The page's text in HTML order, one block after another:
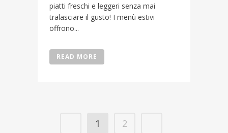
piatti freschi e leggeri senza mai
tralasciare il gusto! I menù estivi
offrono...
READ MORE
1 2